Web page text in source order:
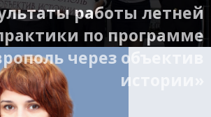
работы летней
по программе
через объектив
истории»